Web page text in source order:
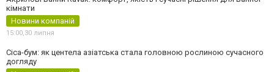
кімнати
Новини компаній
15:00,30 липня
Cica-бум: як центела азіатська стала головною рослиною сучасного
догляду